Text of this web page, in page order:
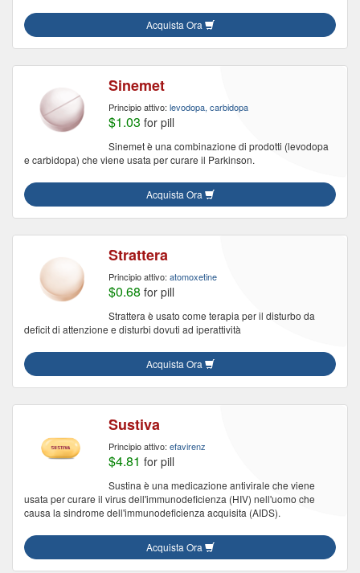
Acquista Ora
Sinemet
Principio attivo: levodopa, carbidopa
$1.03 for pill
Sinemet è una combinazione di prodotti (levodopa
e carbidopa) che viene usata per curare il Parkinson.
Acquista Ora
Strattera
Principio attivo: atomoxetine
$0.68 for pill
Strattera è usato come terapia per il disturbo da
deficit di attenzione e disturbi dovuti ad iperattività
Acquista Ora
Sustiva
Principio attivo: efavirenz
$4.81 for pill
Sustina è una medicazione antivirale che viene
usata per curare il virus dell'immunodeficienza (HIV) nell'uomo che
causa la sindrome dell'immunodeficienza acquisita (AIDS).
Acquista Ora